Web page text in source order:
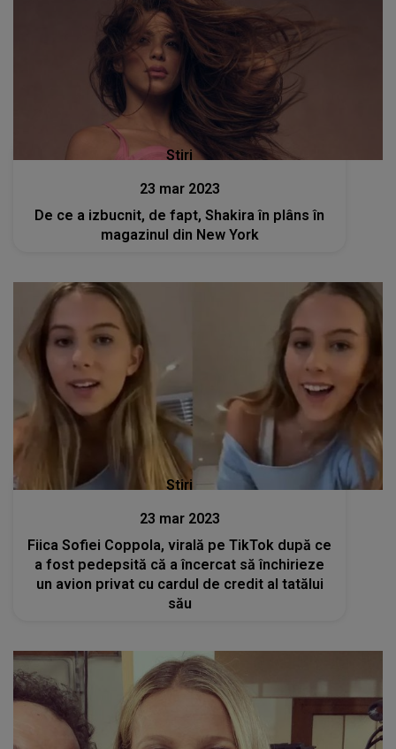
Stiri
23 mar 2023
De ce a izbucnit, de fapt, Shakira în plâns în
magazinul din New York
Stiri
23 mar 2023
Fiica Sofiei Coppola, virală pe TikTok după ce
a fost pedepsită că a încercat să închirieze
un avion privat cu cardul de credit al tatălui
său